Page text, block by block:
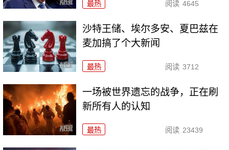
最热 阅读 4645
沙特王储、埃尔多安、夏巴兹在
麦加搞了个大新闻
最热 阅读 3712
一场被世界遗忘的战争，正在刷
新所有人的认知
最热 阅读 23439